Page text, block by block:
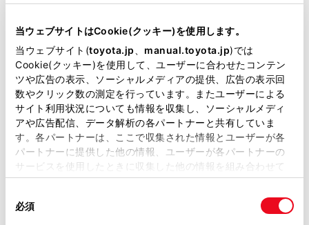
当ウェブサイトはCookie(クッキー)を使用します。
当ウェブサイト(toyota.jp manual.toyota.jp)では
Cookie(クッキー)を使用して、ユーザーに合わせたコンテン
ツや広告の表示、ソーシャルメディアの提供、広告の表示回
数やクリック数の測定を行っています。またユーザーによる
サイト利用状況についても情報を収集し、ソーシャルメディ
アや広告配信、データ解析の各パートナーと共有していま
す。各パートナーは、ここで収集された情報とユーザーが各
パートナーに提供した他の情報、ユーザーが各パートナーの
サービスを使用したときに収集した他の情報を組み合わせて
使用することがあります。当ウェブサイトの使用を続行する
必須
用意いただくとスムーズな対応
が可能です。
リコール等情報はこちら
チャットでお問い合わせ